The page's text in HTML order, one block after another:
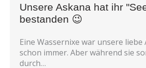
Unsere Askana hat ihr
bestanden 😉
Eine Wassernixe war unsere liebe
schon immer. Aber während sie
durch…